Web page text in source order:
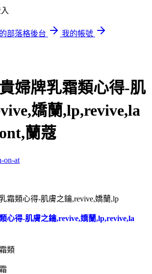
部落格後台
我的帳號
貴婦牌乳霜類心得-肌
嬌蘭,lp,revive,la
蘭蔻
on-at
心得-肌膚之鑰,revive,嬌蘭,lp,revive,la
類